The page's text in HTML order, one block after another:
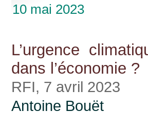
10 mai 2023
L’urgence
dans l’économie ?
RFI, 7 avril 2023
Antoine Bouët